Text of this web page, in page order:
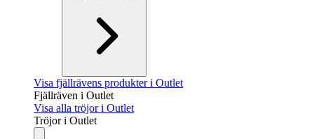
Visa fjällrävens produkter i Outlet
Fjällräven i Outlet
Visa alla tröjor i Outlet
Tröjor i Outlet